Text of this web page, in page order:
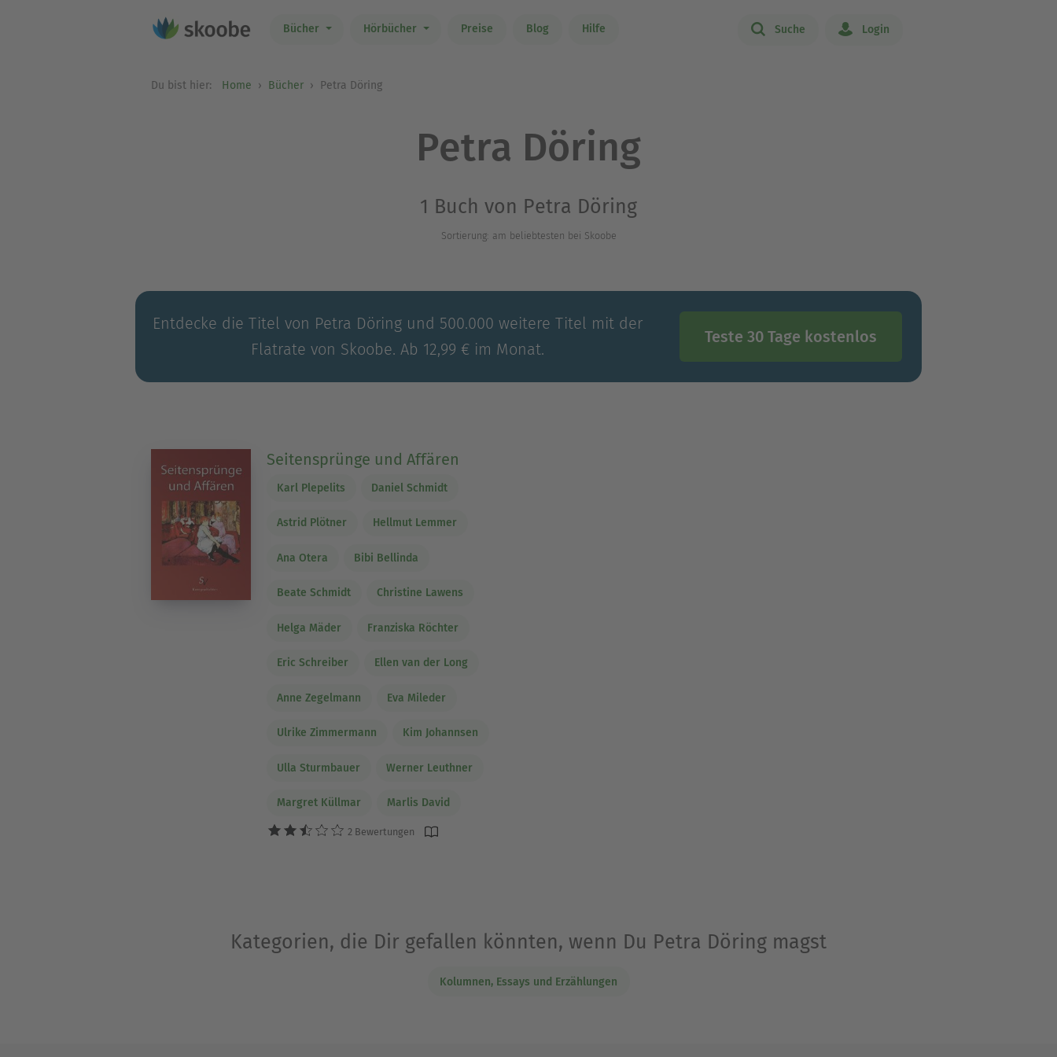
Bücher Hörbücher Preise Blog Hilfe Suche Login
Du bist hier: Home Bücher Petra Döring
Petra Döring
1 Buch von Petra Döring
Sortierung: am beliebtesten bei Skoobe
Entdecke die Titel von Petra Döring und 500.000 weitere Titel mit der
Flatrate von Skoobe. Ab 12,99 € im Monat.
Teste 30 Tage kostenlos
Seitensprünge und Affären
Karl Plepelits Daniel Schmidt
Astrid Plötner Hellmut Lemmer
Ana Otera Bibi Bellinda
Beate Schmidt Christine Lawens
Helga Mäder Franziska Röchter
Eric Schreiber Ellen van der Long
Anne Zegelmann Eva Mileder
Ulrike Zimmermann Kim Johannsen
Ulla Sturmbauer Werner Leuthner
Margret Küllmar Marlis David
2 Bewertungen
Kategorien, die Dir gefallen könnten, wenn Du Petra Döring magst
Kolumnen, Essays und Erzählungen